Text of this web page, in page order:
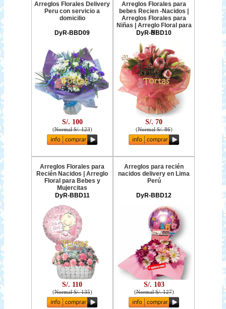
Arreglos Florales Delivery
Peru con servicio a
domicilio
DyR-BBD09
S/. 100
(Normal S/. 123)
Arreglos Florales para
bebes Recien -Nacidos |
Arreglos Florales para
Niñas | Arreglo Floral para
Ni
DyR-BBD10
S/. 70
(Normal S/. 86)
Arreglos Florales para
Recién Nacidos | Arreglo
Floral para Bebes y
Mujercitas
DyR-BBD11
S/. 110
(Normal S/. 135)
Arreglos para recién
nacidos delivery en Lima
Perú
DyR-BBD12
S/. 103
(Normal S/. 127)